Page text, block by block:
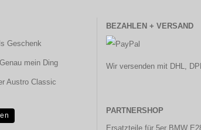
Geschenk
mein Ding
Austro Classic
BEZAHLEN + VERSAND
Wir versenden mit DHL,
PARTNERSHOP
Ersatzteile für 5er BMW